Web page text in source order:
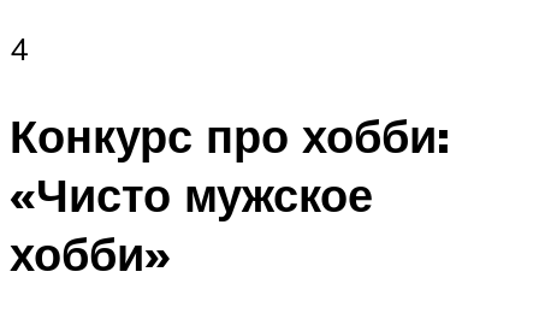
4
Конкурс про хобби:
«Чисто мужское
хобби»